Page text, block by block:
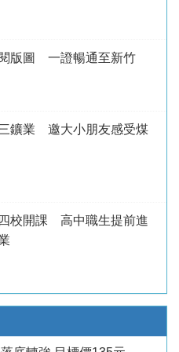
版圖 一證暢通至新竹
鑛業 邀大小朋友感受煤
校開課 高中職生提前進